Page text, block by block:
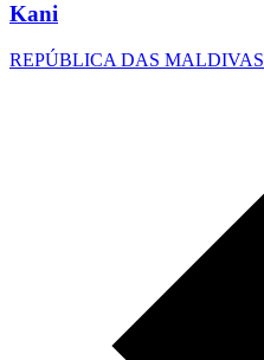
Kani
REPÚBLICA DAS MALDIVAS